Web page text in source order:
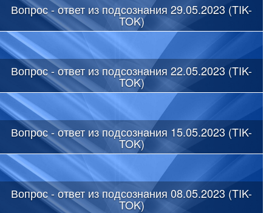
Вопрос - ответ из подсознания 29.05.2023 (TIK-
TOK)
Вопрос - ответ из подсознания 22.05.2023 (TIK-
TOK)
Вопрос - ответ из подсознания 15.05.2023 (TIK-
TOK)
Вопрос - ответ из подсознания 08.05.2023 (TIK-
TOK)